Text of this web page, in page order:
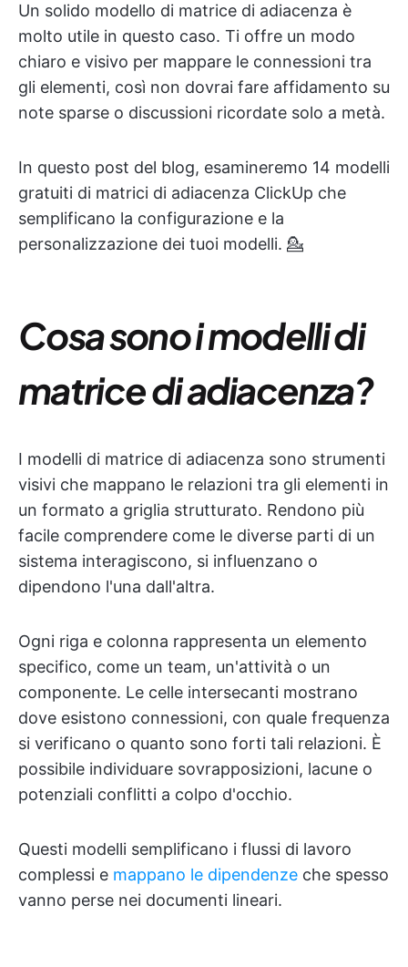
Un solido modello di matrice di adiacenza è
molto utile in questo caso. Ti offre un modo
chiaro e visivo per mappare le connessioni tra
gli elementi, così non dovrai fare affidamento su
note sparse o discussioni ricordate solo a metà.
In questo post del blog, esamineremo 14 modelli
gratuiti di matrici di adiacenza ClickUp che
semplificano la configurazione e la
personalizzazione dei tuoi modelli. 💁
Cosa sono i modelli di
matrice di adiacenza?
I modelli di matrice di adiacenza sono strumenti
visivi che mappano le relazioni tra gli elementi in
un formato a griglia strutturato. Rendono più
facile comprendere come le diverse parti di un
sistema interagiscono, si influenzano o
dipendono l'una dall'altra.
Ogni riga e colonna rappresenta un elemento
specifico, come un team, un'attività o un
componente. Le celle intersecanti mostrano
dove esistono connessioni, con quale frequenza
si verificano o quanto sono forti tali relazioni. È
possibile individuare sovrapposizioni, lacune o
potenziali conflitti a colpo d'occhio.
Questi modelli semplificano i flussi di lavoro
complessi e mappano le dipendenze che spesso
vanno perse nei documenti lineari.